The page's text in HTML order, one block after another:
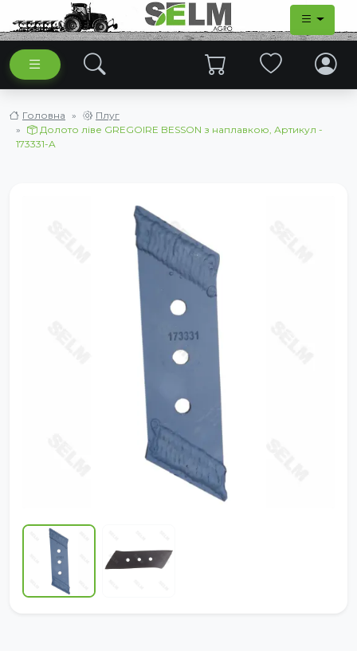
Головна
Плуг
Долото ліве GREGOIRE BESSON з наплавкою, Артикул -
173331-A